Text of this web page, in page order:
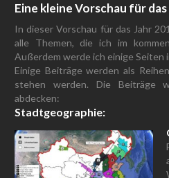
Eine kleine Vorschau für
In dieser Vorschau für das Jahr
alle Themen, die ich im
Außerdem werde ich einige Seiten
Einige Beiträge werden als
stehen werden. Die Beiträge
abdecken:
Stadtgeographie: